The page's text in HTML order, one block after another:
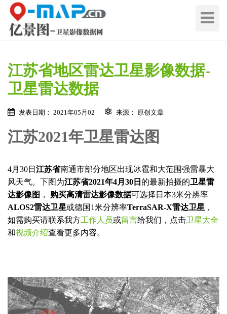
切
导
江苏省地区雷达卫星影像数据-
卫星雷达数据
发表日期： 2021年05月02 来源： 原创文章
江苏2021年卫星雷达图
4月30日 江苏省南通市部分地区出现冰雹和大范围强雷暴大
风天气。下图为江苏省2021年4月30日 的最新拍摄的卫星雷
达影像图 ， 购买高清雷达影像数据可选择日本3米分辨率
ALOS2雷达卫星或德国1米分辨率TerraSAR-X雷达卫星 ，
如需购买请联系我方工作人员或留言给我们，点击卫星大全
和视频介绍查看更多内容。
地
区
名
称
地
区